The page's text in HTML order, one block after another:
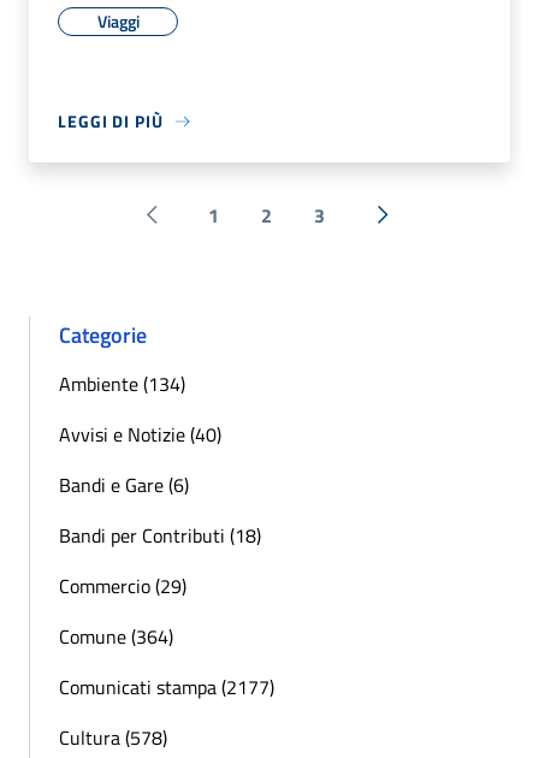
Viaggi
LEGGI DI PIÙ
Pagina precedente
1 2 3 Successiva »
Categorie
Ambiente (134)
Avvisi e Notizie (40)
Bandi e Gare (6)
Bandi per Contributi (18)
Commercio (29)
Comune (364)
Comunicati stampa (2177)
Cultura (578)